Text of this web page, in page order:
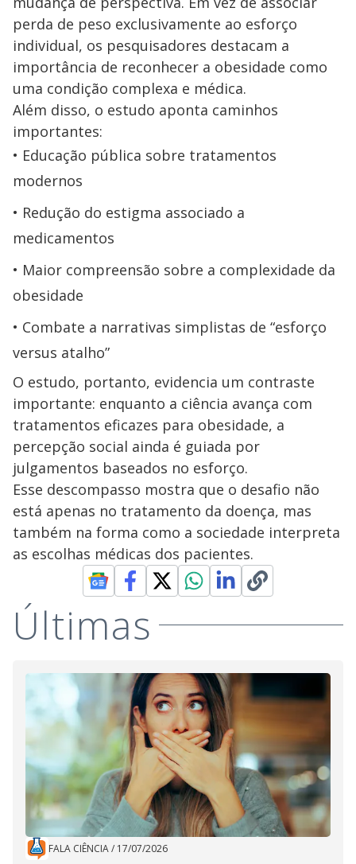
perda de peso exclusivamente ao esforço
individual, os pesquisadores destacam a
importância de reconhecer a obesidade como
uma condição complexa e médica.
Além disso, o estudo aponta caminhos
importantes:
Educação pública sobre tratamentos
modernos
Redução do estigma associado a
medicamentos
Maior compreensão sobre a complexidade da
obesidade
Combate a narrativas simplistas de “esforço
versus atalho”
O estudo, portanto, evidencia um contraste
importante: enquanto a ciência avança com
tratamentos eficazes para obesidade, a
percepção social ainda é guiada por
julgamentos baseados no esforço.
Esse descompasso mostra que o desafio não
está apenas no tratamento da doença, mas
também na forma como a sociedade interpreta
as escolhas médicas dos pacientes.
Últimas
FALA CIÊNCIA/ 17/07/2026